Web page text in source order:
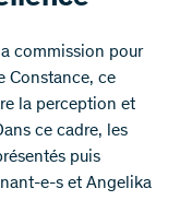
commission pour
Constance, ce
la perception et
ce cadre, les
puis
e-s et Angelika